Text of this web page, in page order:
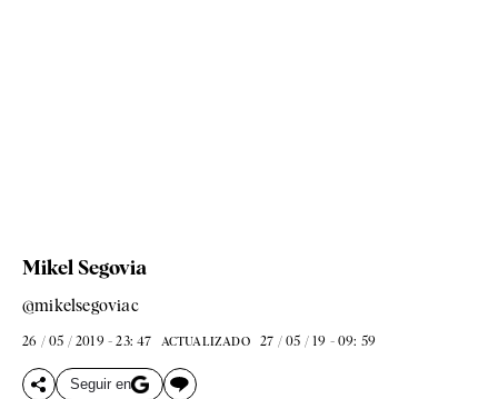
Mikel Segovia
@mikelsegoviac
26 / 05 / 2019 - 23: 47 ACTUALIZADO 27 / 05 / 19 - 09: 59
Seguir en